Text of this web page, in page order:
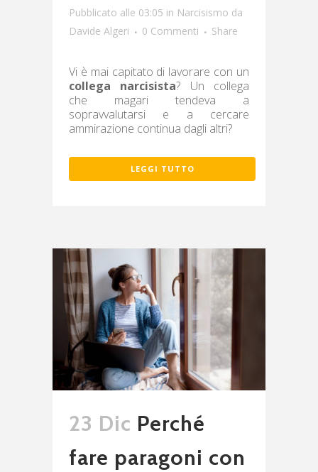
Pubblicato alle 03:05 in Narcisismo da
Davide Algeri
0 Commenti Share
Vi è mai capitato di lavorare con un
collega narcisista? Un collega
che magari tendeva a
sopravvalutarsi e a cercare
ammirazione continua dagli altri?
LEGGI TUTTO
23 Dic Perché
fare paragoni con